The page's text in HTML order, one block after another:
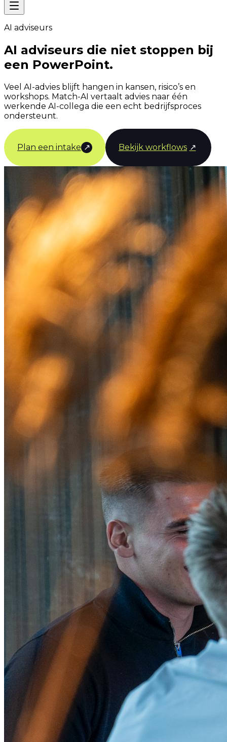
AI adviseurs
AI adviseurs die niet stoppen bij
een PowerPoint.
Veel AI-advies blijft hangen in kansen, risico’s en
workshops. Match-AI vertaalt advies naar één
werkende AI-collega die een echt bedrijfsproces
ondersteunt.
Plan een intake ↗ Bekijk workflows ↗